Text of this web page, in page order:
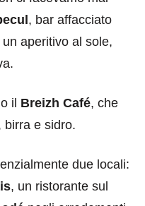
, bar affacciato
un aperitivo al sole,
il Breizh Café, che
birra e sidro.
due locali:
, un ristorante sul